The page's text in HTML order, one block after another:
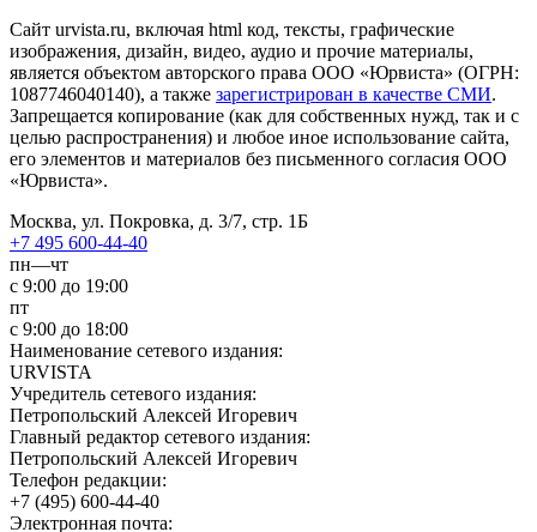
Сайт urvista.ru, включая html код, тексты, графические
изображения, дизайн, видео­, аудио­ и прочие материалы,
является объектом авторского права ООО «Юрвиста» (ОГРН:
1087746040140), а также зарегистрирован в качестве СМИ.
Запрещается копирование (как для собственных нужд, так и с
целью распространения) и любое иное использование сайта,
его элементов и материалов без письменного согласия ООО
«Юрвиста».
Москва, ул. Покровка, д. 3/7, стр. 1Б
+7 495 600-44-40
пн—чт
с 9:00 до 19:00
пт
с 9:00 до 18:00
Наименование сетевого издания:
URVISTA
Учредитель сетевого издания:
Петропольский Алексей Игоревич
Главный редактор сетевого издания:
Петропольский Алексей Игоревич
Телефон редакции:
+7 (495) 600-44-40
Электронная почта: